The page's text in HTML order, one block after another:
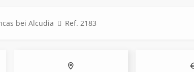
bei Alcudia Ref. 2183